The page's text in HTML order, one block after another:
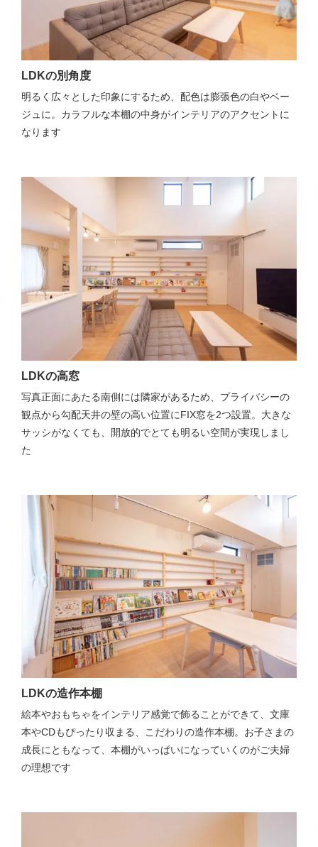
LDKの別角度
明るく広々とした印象にするため、配色は膨張色の白やベー
ジュに。カラフルな本棚の中身がインテリアのアクセントに
なります
LDKの高窓
写真正面にあたる南側には隣家があるため、プライバシーの
観点から勾配天井の壁の高い位置にFIX窓を2つ設置。大きな
サッシがなくても、開放的でとても明るい空間が実現しまし
た
LDKの造作本棚
絵本やおもちゃをインテリア感覚で飾ることができて、文庫
本やCDもぴったり収まる、こだわりの造作本棚。お子さまの
成長にともなって、本棚がいっぱいになっていくのがご夫婦
の理想です